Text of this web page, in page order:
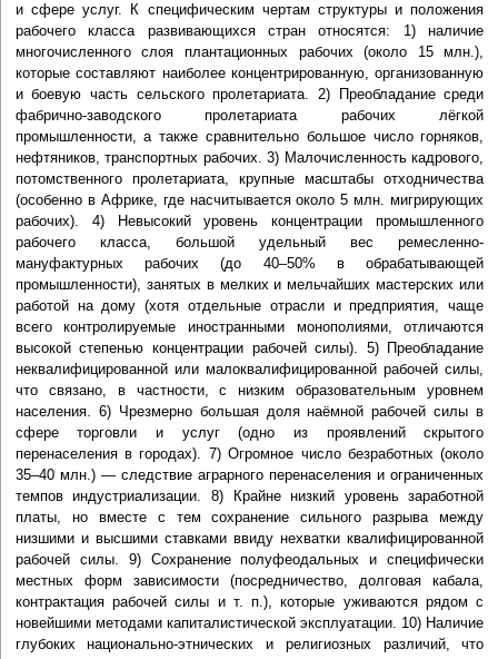
и сфере услуг. К специфическим чертам структуры и положения
рабочего класса развивающихся стран относятся: 1) наличие
многочисленного слоя плантационных рабочих (около 15 млн.),
которые составляют наиболее концентрированную, организованную
и боевую часть сельского пролетариата. 2) Преобладание среди
фабрично-заводского пролетариата рабочих лёгкой
промышленности, а также сравнительно большое число горняков,
нефтяников, транспортных рабочих. 3) Малочисленность кадрового,
потомственного пролетариата, крупные масштабы отходничества
(особенно в Африке, где насчитывается около 5 млн. мигрирующих
рабочих). 4) Невысокий уровень концентрации промышленного
рабочего класса, большой удельный вес ремесленно-
мануфактурных рабочих (до 40–50% в обрабатывающей
промышленности), занятых в мелких и мельчайших мастерских или
работой на дому (хотя отдельные отрасли и предприятия, чаще
всего контролируемые иностранными монополиями, отличаются
высокой степенью концентрации рабочей силы). 5) Преобладание
неквалифицированной или малоквалифицированной рабочей силы,
что связано, в частности, с низким образовательным уровнем
населения. 6) Чрезмерно большая доля наёмной рабочей силы в
сфере торговли и услуг (одно из проявлений скрытого
перенаселения в городах). 7) Огромное число безработных (около
35–40 млн.) — следствие аграрного перенаселения и ограниченных
темпов индустриализации. 8) Крайне низкий уровень заработной
платы, но вместе с тем сохранение сильного разрыва между
низшими и высшими ставками ввиду нехватки квалифицированной
рабочей силы. 9) Сохранение полуфеодальных и специфически
местных форм зависимости (посредничество, долговая кабала,
контрактация рабочей силы и т. п.), которые уживаются рядом с
новейшими методами капиталистической эксплуатации. 10) Наличие
глубоких национально-этнических и религиозных различий, что